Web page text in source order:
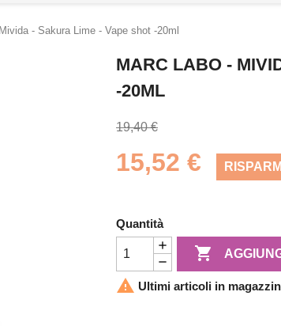
- Sakura Lime - Vape shot -20ml
MARC LABO -
-20ML
19,40 €
15,52 €
Quantità

 Ultimi articoli in